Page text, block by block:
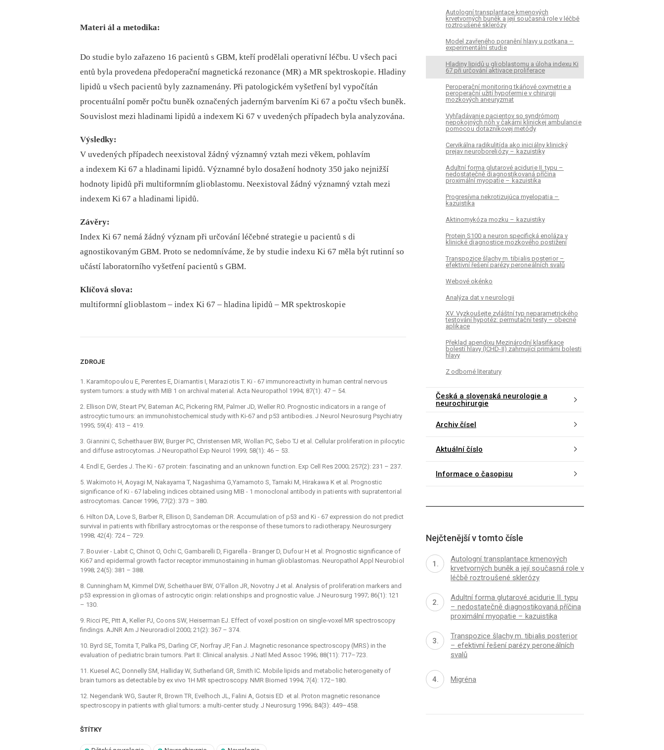
Materi ál a metodika:
Do studi e bylo zařazeno 16 paci entů s GBM, kteří prodělali operativní léčbu. U všech paci
entů byla provedena předoperační magnetická rezonance (MR) a MR spektroskopi e. Hladiny
lipidů u všech paci entů byly zaznamenány. Při patologickém vyšetření byl vypočítán
procentu ální poměr počtu buněk označených jaderným barvením Ki 67 a počtu všech buněk.
So uvislost mezi hladinami lipidů a indexem Ki 67 v uvedených případech byla analyzována.
Výsledky:
V uvedených případech neexistoval žádný významný vztah mezi věkem, pohlavím
a indexem Ki 67 a hladinami lipidů. Významné bylo dosažení hodnoty 350 jako nejnižší
hodnoty lipidů při multiformním gli oblastomu. Neexistoval žádný významný vztah mezi
indexem Ki 67 a hladinami lipidů.
Závěry:
Index Ki 67 nemá žádný význam při určování léčebné strategi e u paci entů s di
agnostikovaným GBM. Proto se nedomníváme, že by studi e indexu Ki 67 měla být rutinní so
učástí laboratorního vyšetření paci entů s GBM.
Klíčová slova:
multiformní gli oblastom –⁠ index Ki 67 –⁠ hladina lipidů –⁠ MR spektroskopi e
ZDROJE
1. Karamitopo ulo u E, Perentes E, Di amantis I, Marazi otis T. Ki -⁠ 67 immunore activity in human central nervo us
system tumors: a study with MIB 1 on archival materi al. Acta Ne uropathol 1994; 87(1): 47 –⁠ 54.
2. Ellison DW, Ste art PV, Bateman AC, Pickering RM, Palmer JD, Weller RO. Prognostic indicators in a range of
astrocytic tumo urs: an immunohistochemical study with Ki-67 and p53 antibodi es. J Ne urol Ne urosurg Psychi atry
1995; 59(4): 413 –⁠ 419.
3. Gi annini C, Scheitha uer BW, Burger PC, Christensen MR, Wollan PC, Sebo TJ et al. Cellular proliferati on in pilocytic
and diffuse astrocytomas. J Ne uropathol Exp Ne urol 1999; 58(1): 46 –⁠ 53.
4. Endl E, Gerdes J. The Ki -⁠ 67 protein: fascinating and an unknown functi on. Exp Cell Res 2000; 257(2): 231 –⁠ 237.
5. Wakimoto H, Aoyagi M, Nakayama T, Nagashima G,Yamamoto S, Tamaki M, Hirakawa K et al. Prognostic
significance of Ki -⁠ 67 labeling indices obtained using MIB -⁠ 1 monoclonal antibody in pati ents with supratentori al
astrocytomas. Cancer 1996, 77(2): 373 –⁠ 380.
6. Hilton DA, Love S, Barber R, Ellison D, Sandeman DR. Accumulati on of p53 and Ki -⁠ 67 expressi on do not predict
survival in pati ents with fibrillary astrocytomas or the response of these tumors to radi otherapy. Ne urosurgery
1998; 42(4): 724 –⁠ 729.
7. Bo uvi er -⁠ Labit C, Chinot O, Ochi C, Gambarelli D, Figarella -⁠ Branger D, Dufo ur H et al. Prognostic significance of
Ki67 and epidermal growth factor receptor immunostaining in human gli oblastomas. Ne uropathol Appl Ne urobi ol
1998; 24(5): 381 –⁠ 388.
8. Cunningham M, Kimmel DW, Scheitha uer BW, O‘Fallon JR, Novotny J et al. Analysis of proliferati on markers and
p53 expressi on in gli omas of astrocytic origin: relati onships and prognostic value. J Ne urosurg 1997; 86(1): 121
–⁠ 130.
9. Ricci PE, Pitt A, Keller PJ, Co ons SW, Heiserman EJ. Effect of voxel positi on on single‑voxel MR spectroscopy
findings. AJNR Am J Ne uroradi ol 2000; 21(2): 367 –⁠ 374.
10. Byrd SE, Tomita T, Palka PS, Darling CF, Norfray JP, Fan J. Magnetic resonance spectroscopy (MRS) in the
evaluation of pediatric brain tumors. Part II: Clinical analysis. J Natl Med Assoc 1996; 88(11): 717–723.
11. Kuesel AC, Donnelly SM, Halliday W, Sutherland GR, Smith IC. Mobile lipids and metabolic heterogeneity of
brain tumors as detectable by ex vivo 1H MR spectroscopy. NMR Biomed 1994; 7(4): 172–180.
12. Negendank WG, Sauter R, Brown TR, Evelhoch JL, Falini A, Gotsis ED et al. Proton magnetic resonance
spectroscopy in patients with glial tumors: a multi-center study. J Neurosurg 1996; 84(3): 449–458.
ŠTÍTKY
Autologní transplantace kmenových
krvetvorných buněk a její so učasná role v léčbě
roztro ušené sklerózy
Model zavřeného poranění hlavy u potkana –
experimentální studi e
Hladiny lipidů u gli oblastomu a úloha indexu Ki
67 při určování aktivace proliferace
Peroperační monitoring tkáňové oxymetri e a
peroperační užití hypotermi e v chirurgii
mozkových ane uryzmat
Vyhľadávani e paci entov so syndrómom
nepokojných nôh v čakárni klinickej ambulanci e
pomoco u dotazníkovej metódy
Cervikálna radikulitída ako inici álny klinický
prejav ne uroboreli ózy – kazuistiky
Adultní forma glutarové aciduri e II. typu –
nedostatečně di agnostikovaná příčina
proximální myopati e – kazuistika
Progresívna nekrotizujúca myelopati a –
kazuistika
Aktinomykóza mozku – kazuistiky
Protein S100 a ne uron specifická enoláza v
klinické di agnostice mozkového postižení
Transpozice šlachy m. tibi alis posteri or –
efektivní řešení parézy perone álních svalů
Webové okénko
Analýza dat v ne urologii
XV. Vyzkoušejte zvláštní typ neparametrického
testování hypotéz: permutační testy – obecné
aplikace
Překlad apendixu Mezinárodní klasifikace
bolestí hlavy (ICHD- II) zahrnující primární bolesti
hlavy
Z odborné literatury
Česká a slovenská neurologie a
neurochirurgie
Archiv čísel
Aktuální číslo
Informace o časopisu
Nejčtenější v tomto čísle
Autologní transplantace kmenových
krvetvorných buněk a její so učasná role v
léčbě roztro ušené sklerózy
Adultní forma glutarové aciduri e II. typu
– nedostatečně di agnostikovaná příčina
proximální myopati e – kazuistika
Transpozice šlachy m. tibi alis posteri or
– efektivní řešení parézy perone álních
svalů
Migréna